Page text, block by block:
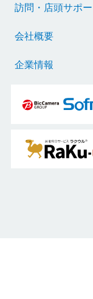
訪問・店頭サポー
会社概要
企業情報